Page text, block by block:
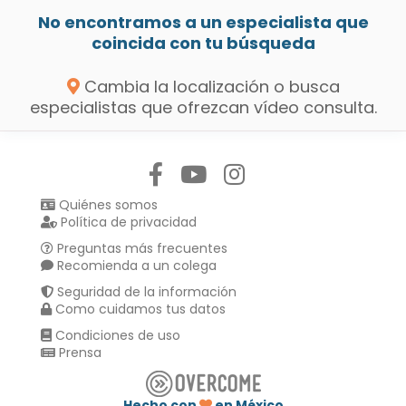
No encontramos a un especialista que
coincida con tu búsqueda
Cambia la localización o busca
especialistas que ofrezcan vídeo consulta.
Quiénes somos
Política de privacidad
Preguntas más frecuentes
Recomienda a un colega
Seguridad de la información
Como cuidamos tus datos
Condiciones de uso
Prensa